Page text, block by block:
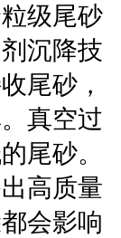
级尾砂
沉降技
尾砂，
真空过
尾砂。
高质量
会影响